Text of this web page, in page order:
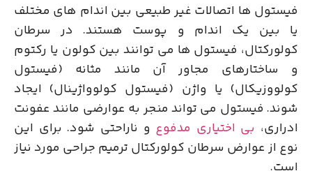
فیستول ها اتصالات غیر طبیعی بین اندام های مختلف
یا بین یک اندام و پوست هستند. در سرطان
کولورکتال، فیستول ها می توانند بین کولون یا رکتوم
و ساختارهای مجاور آن مانند مثانه (فیستول
کولووزیکال) یا واژن (فیستول کولوواژینال) ایجاد
شوند. فیستول می تواند منجر به عوارضی مانند عفونت
ادراری، بی اختیاری مدفوع و ناراحتی شود. برای این
نوع از عوارض سرطان کولورکتال ترمیم جراحی مورد نیاز
است.